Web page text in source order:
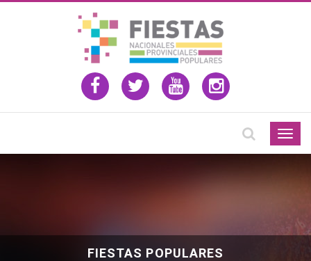
FIESTAS POPULARES